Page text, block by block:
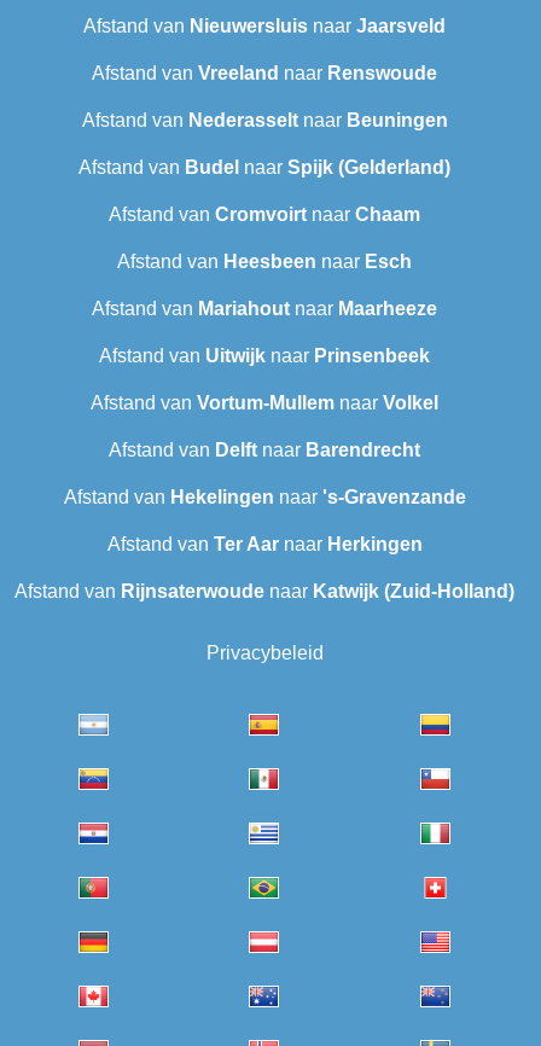
Afstand van Nieuwersluis naar Jaarsveld
Afstand van Vreeland naar Renswoude
Afstand van Nederasseltnaar Beuningen
Afstand van Budel naar Spijk (Gelderland)
Afstand van Cromvoirt naar Chaam
Afstand van Heesbeen naar Esch
Afstand van Mariahout naar Maarheeze
Afstand van Uitwijk naar Prinsenbeek
Afstand van Vortum-Mullem naar Volkel
Afstand van Delft naar Barendrecht‎
Afstand van Hekelingen naar 's-Gravenzande
Afstand van Ter Aarnaar Herkingen
Afstand van Rijnsaterwoude naar Katwijk (Zuid-Holland)
Privacybeleid